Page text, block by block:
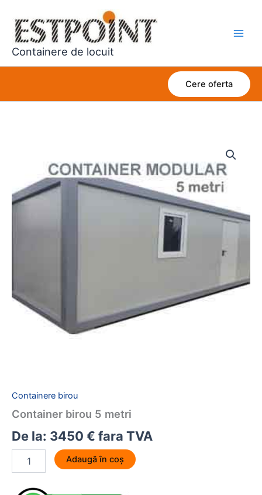
content
Containere de locuit
Cere oferta
Containere birou
Container birou 5 metri
De la: 3450 € fara TVA
Container
Adaugă în coș